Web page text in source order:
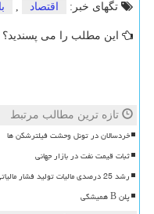
تگهای خبر:
اقتصاد ,
این مطلب را می پسندید؟
تازه ترین مطالب مرتبط
خردسالان در تونل وحشت فیلترشکن ها
ثبات قیمت نفت در بازار جهانی
رشد 25 درصدی مالیات تولید فشار مالیاتی به سایر حوزه ها منتقل شد
پلن B همیشگی